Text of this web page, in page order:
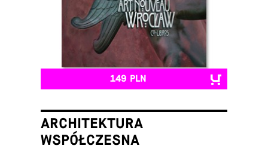
149 PLN
ARCHITEKTURA
WSPÓŁCZESNA